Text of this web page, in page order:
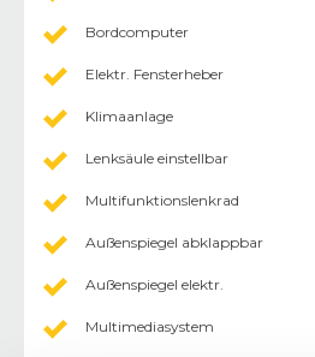
Bordcomputer
Elektr. Fensterheber
Klimaanlage
Lenksäule einstellbar
Multifunktionslenkrad
Außenspiegel abklappbar
Außenspiegel elektr.
Multimediasystem